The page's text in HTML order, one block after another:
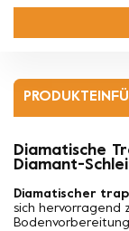
Diamatische
Diamant-
Diamatischer
sich hervorragend